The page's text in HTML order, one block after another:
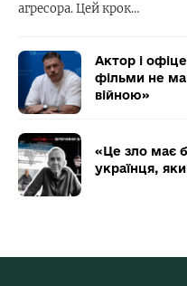
агресора. Цей крок…
Актор і
фільми не
війною»
«Це зло має
українця,